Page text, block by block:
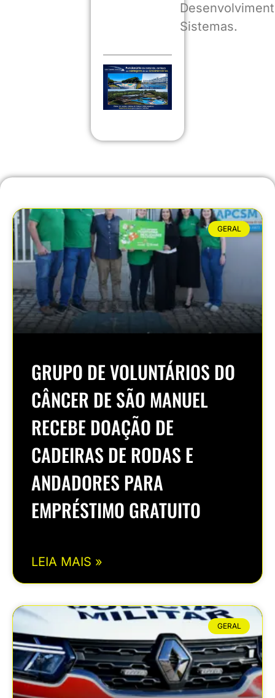
Sistemas.
GERAL
GRUPO DE VOLUNTÁRIOS DO
CÂNCER DE SÃO MANUEL
RECEBE DOAÇÃO DE
CADEIRAS DE RODAS E
ANDADORES PARA
EMPRÉSTIMO GRATUITO
LEIA MAIS »
GERAL